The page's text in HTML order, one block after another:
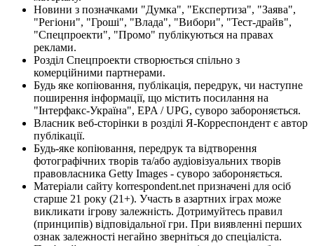
Новини з позначками "Думка", "Експертиза", "Заява",
"Регіони", "Гроші", "Влада", "Вибори", "Тест-драйв",
"Спецпроекти", "Промо" публікуються на правах
реклами.
Розділ Спецпроекти створюється спільно з
комерційними партнерами.
Будь яке копіювання, публікація, передрук, чи наступне
поширення інформації, що містить посилання на
"Інтерфакс-Україна", EPA / UPG, суворо забороняється.
Власник веб-сторінки в розділі Я-Корреспондент є автор
публікації.
Будь-яке копіювання, передрук та відтворення
фотографічних творів та/або аудіовізуальних творів
правовласника Getty Images - суворо забороняється.
Матеріали сайту korrespondent.net призначені для осіб
старше 21 року (21+). Участь в азартних іграх може
викликати ігрову залежність. Дотримуйтесь правил
(принципів) відповідальної гри. При виявленні перших
ознак залежності негайно зверніться до спеціаліста.